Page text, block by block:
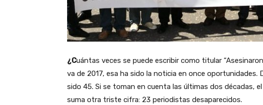
¿Cuántas veces se puede escribir como titular
va de 2017, esa ha sido la noticia en once oportunidades.
sido 45. Si se toman en cuenta las últimas dos décadas,
suma otra triste cifra: 23 periodistas desaparecidos.